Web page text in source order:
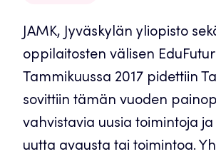
JAMK, Jyväskylän yliopisto
oppilaitosten välisen
Tammikuussa 2017 pidettiin
sovittiin tämän vuoden
vahvistavia uusia toimintoja
uutta avausta tai toimintoa.